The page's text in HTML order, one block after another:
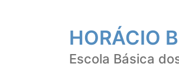
HORÁCIO
Escola Básica